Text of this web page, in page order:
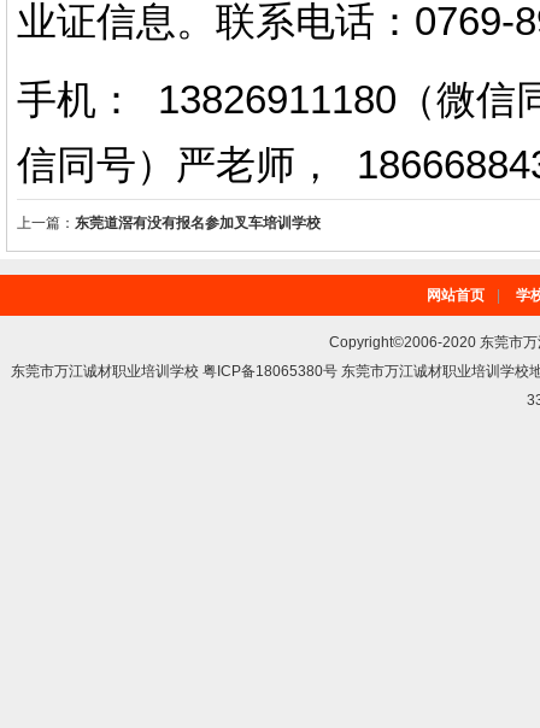
业证信息。 联系电话 ： 0769-
手机： 13826911180（微信
信同号）严老师 ，
上一篇： 东莞道滘有没有报名参加叉车培训学校
网站首页 学
Copyright©2006-2020 东莞市
东莞市万江诚材职业培训学校 粤ICP备18065380号 东莞市万江诚材职业培训学